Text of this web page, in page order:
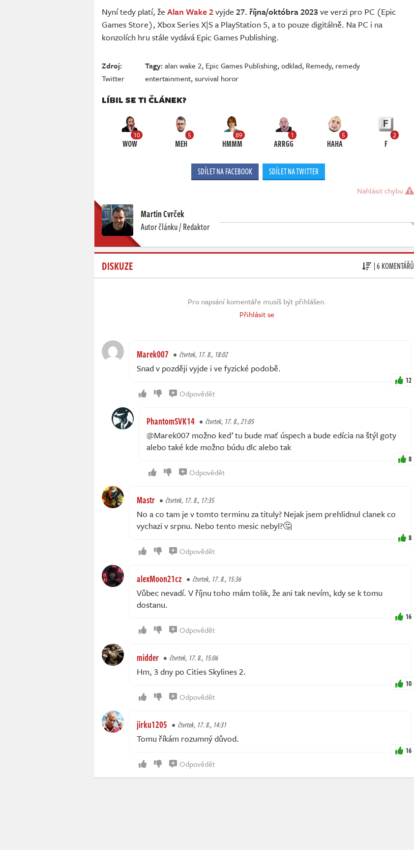
Nyní tedy platí, že Alan Wake 2vyjde 27. října/októbra 2023ve verzi pro PC (Epic
Games Store), Xbox Series X|S a PlayStation 5, a to pouze digitálně. Na PC i na
konzolích hru stále vydává Epic Games Publishing.
Zdroj:
Twitter
Tagy: alan wake 2, Epic Games Publishing,odklad, Remedy, remedy
entertainment,survival horor
LÍBIL SE TI ČLÁNEK?
10
WOW
5
MEH
89
HMMM
1
ARRGG
5
HAHA
2
F
SDÍLET NA FACEBOOK SDÍLET NA TWITTER
Nahlásit chybu
Martin Cvrček
Autor článku / Redaktor
DISKUZE | 6 KOMENTÁŘŮ
Pro napsání komentáře musíš být přihlášen.
Přihlásit se
Marek007 čtvrtek, 17. 8., 18:02
Snad v později vyjde i ve fyzické podobě.
12
Odpovědět
PhantomSVK14 čtvrtek, 17. 8., 21:05
@Marek007 možno keď tu bude mať úspech a bude edícia na štýl goty
alebo také kde možno búdu dlc alebo tak
8
Odpovědět
Mastr čtvrtek, 17. 8., 17:35
No a co tam je v tomto terminu za tituly? Nejak jsem prehlidnul clanek co
vychazi v srpnu. Nebo tento mesic nebyl?🤔
8
Odpovědět
alexMoon21cz čtvrtek, 17. 8., 15:36
Vůbec nevadí. V říjnu toho mám tolik, že ani tak nevím, kdy se k tomu
dostanu.
16
Odpovědět
midder čtvrtek, 17. 8., 15:06
Hm, 3 dny po Cities Skylines 2.
10
Odpovědět
jirku1205 čtvrtek, 17. 8., 14:31
Tomu říkám rozumný důvod.
16
Odpovědět